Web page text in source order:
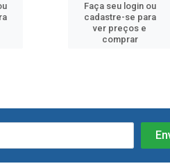
Faça seu login ou
cadastre-se para
ver preços e
comprar